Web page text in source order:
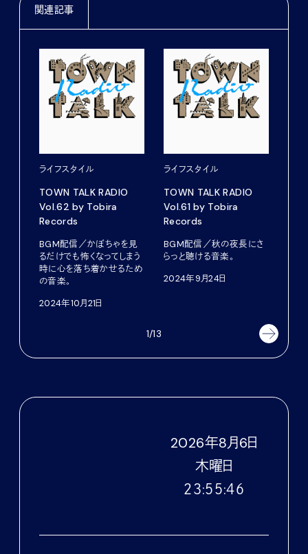
関連記事
ライフスタイル
TOWN TALK RADIO
Vol.62 by Tobira
Records
BGM配信／かぼちゃを見
るだけでも怖くなってしまう
時に心を落ち着かせるため
の音楽。
2024年10月21日
ライフスタイル
TOWN TALK RADIO
Vol.61 by Tobira
Records
BGM配信／秋の夜長にさ
らっと聴ける音楽。
2024年9月24日
1/13
2026年8月6日
木曜日
２３:５５:４７